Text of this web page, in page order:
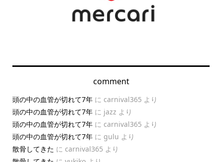
comment
頭の中の血管が切れて7年に carnival365 より
頭の中の血管が切れて7年に jazz より
頭の中の血管が切れて7年に carnival365 より
頭の中の血管が切れて7年に gulu より
散骨してきた に carnival365 より